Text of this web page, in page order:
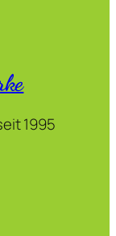
1995